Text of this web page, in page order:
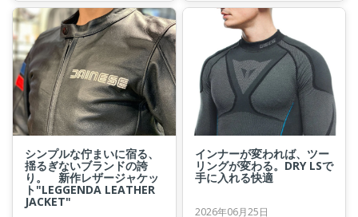
は“ヘルメット専用”インナーウ
ェアもご用意しています。 そこ
で今回は、夏のライディングを
快適に保つために欠かせないヘ
ルメットインナーウェア、バラ
クラバシリーズの中から
『BALACLAVA』と『DRY
BALACLAVA』の違いを、ポイ
ントを押さえてわかりやすくご
紹介していきます。 さて、皆様
にとって最適なモデルはどちら
になりますでしょうか。
とはないでしょうか？ 今回はそ
んな悩みを解決してくれ、荷物
のパッキングすら楽しみになる
と言っても過言ではないキャリ
ーバッグをご紹介いたします。
シンプルな佇まいに宿る、
揺るぎないブランドの誇
り。 新作レザージャケッ
ト"LEGGENDA LEATHER
JACKET"
インナーが変われば、ツー
リングが変わる。DRY LSで
手に入れる快適
2026年06月25日